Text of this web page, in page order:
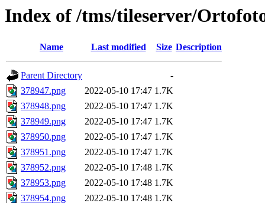
Index of /tms/tileserver/
Name Last modified Size Description
Parent Directory
-
378947.png
2022-05-10 17:47 1.7K
378948.png
2022-05-10 17:47 1.7K
378949.png
2022-05-10 17:47 1.7K
378950.png
2022-05-10 17:47 1.7K
378951.png
2022-05-10 17:47 1.7K
378952.png
2022-05-10 17:48 1.7K
378953.png
2022-05-10 17:48 1.7K
378954.png
2022-05-10 17:48 1.7K